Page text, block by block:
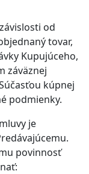
od
tovar,
Kupujúceho,
záväznej
kúpnej
podmienky.
je
povinnosť